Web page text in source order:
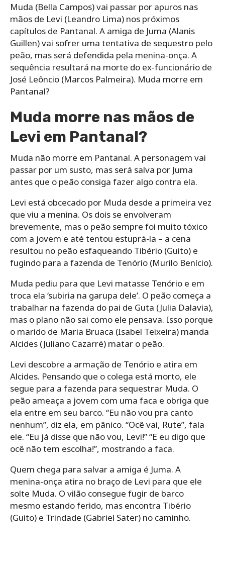
Muda (Bella Campos) vai passar por apuros nas
mãos de Levi (Leandro Lima) nos próximos
capítulos de Pantanal. A amiga de Juma (Alanis
Guillen) vai sofrer uma tentativa de sequestro pelo
peão, mas será defendida pela menina-onça. A
sequência resultará na morte do ex-funcionário de
José Leôncio (Marcos Palmeira). Muda morre em
Pantanal?
Muda morre nas mãos de
Levi em Pantanal?
Muda não morre em Pantanal. A personagem vai
passar por um susto, mas será salva por Juma
antes que o peão consiga fazer algo contra ela.
Levi está obcecado por Muda desde a primeira vez
que viu a menina. Os dois se envolveram
brevemente, mas o peão sempre foi muito tóxico
com a jovem e até tentou estuprá-la – a cena
resultou no peão esfaqueando Tibério (Guito) e
fugindo para a fazenda de Tenório (Murilo Benício).
Muda pediu para que Levi matasse Tenório e em
troca ela ‘subiria na garupa dele’. O peão começa a
trabalhar na fazenda do pai de Guta (Julia Dalavia),
mas o plano não sai como ele pensava. Isso porque
o marido de Maria Bruaca (Isabel Teixeira) manda
Alcides (Juliano Cazarré) matar o peão.
Levi descobre a armação de Tenório e atira em
Alcides. Pensando que o colega está morto, ele
segue para a fazenda para sequestrar Muda. O
peão ameaça a jovem com uma faca e obriga que
ela entre em seu barco. “Eu não vou pra canto
nenhum”, diz ela, em pânico. “Ocê vai, Rute”, fala
ele. “Eu já disse que não vou, Levi!” “E eu digo que
ocê não tem escolha!”, mostrando a faca.
Quem chega para salvar a amiga é Juma. A
menina-onça atira no braço de Levi para que ele
solte Muda. O vilão consegue fugir de barco
mesmo estando ferido, mas encontra Tibério
(Guito) e Trindade (Gabriel Sater) no caminho.